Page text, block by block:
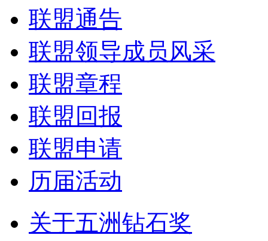
联盟通告
联盟领导成员风采
联盟章程
联盟回报
联盟申请
历届活动
关于五洲钻石奖